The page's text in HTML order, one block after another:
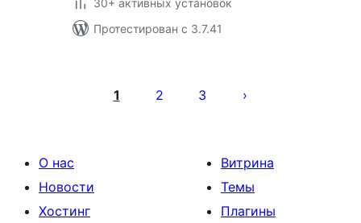
30+ активных установок
Протестирован с 3.7.41
записей
1 2 3
О нас
Новости
Хостинг
Витрина
Темы
Плагины